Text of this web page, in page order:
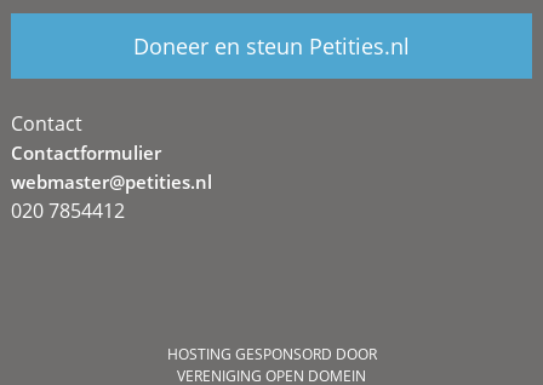
Doneer en steun Petities.nl
Contact
Contactformulier
webmaster@petities.nl
020 7854412
HOSTING GESPONSORD DOOR
VERENIGING OPEN DOMEIN